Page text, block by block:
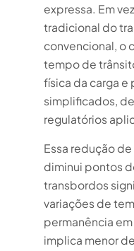
expressa. Em
tradicional do
convencional, o
tempo de
física da carga e
simplificados,
regulatórios
Essa redução
diminui pontos
transbordos
variações de
permanência
implica menor